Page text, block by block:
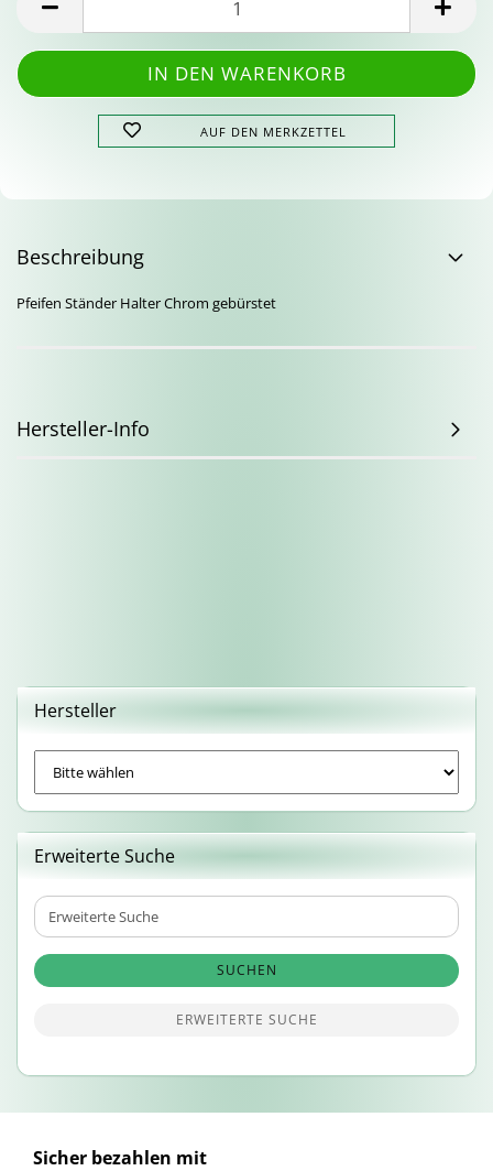
AUF DEN MERKZETTEL
Beschreibung
Pfeifen Ständer Halter Chrom gebürstet
Hersteller-Info
Hersteller
Erweiterte Suche
Erweiterte
Suche
SUCHEN
ERWEITERTE SUCHE
Sicher bezahlen mit